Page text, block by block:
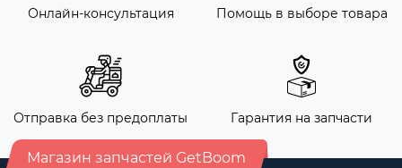
Онлайн-консультация Помощь в выборе товара
Отправка без предоплаты Гарантия на запчасти
Магазин запчастей GetBoom